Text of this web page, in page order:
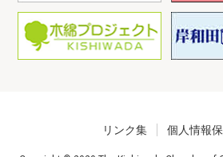
リンク集 個人情報